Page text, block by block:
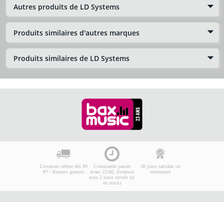
Autres produits de LD Systems
Produits similaires d'autres marques
Produits similaires de LD Systems
Livraison offerte dès 99
€* / Retours gratuits
Commande passée
avant 23:00, livraison
sous 2 jours ouvrés (si
en stock)
30 jours satisfait ou
remboursé